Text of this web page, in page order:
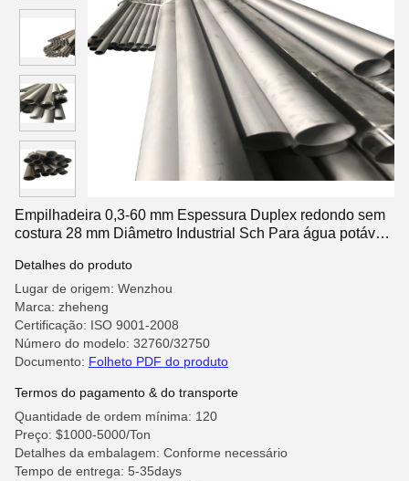
Empilhadeira 0,3-60 mm Espessura Duplex redondo sem
costura 28 mm Diâmetro Industrial Sch Para água potável
Detalhes do produto
Lugar de origem: Wenzhou
Marca: zheheng
Certificação: ISO 9001-2008
Número do modelo: 32760/32750
Documento: Folheto PDF do produto
Termos do pagamento & do transporte
Quantidade de ordem mínima: 120
Preço: $1000-5000/Ton
Detalhes da embalagem: Conforme necessário
Tempo de entrega: 5-35days